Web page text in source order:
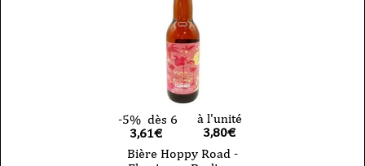
-5% dès 6
3,61€
à l'unité
3,80€
Bière Hoppy Road -